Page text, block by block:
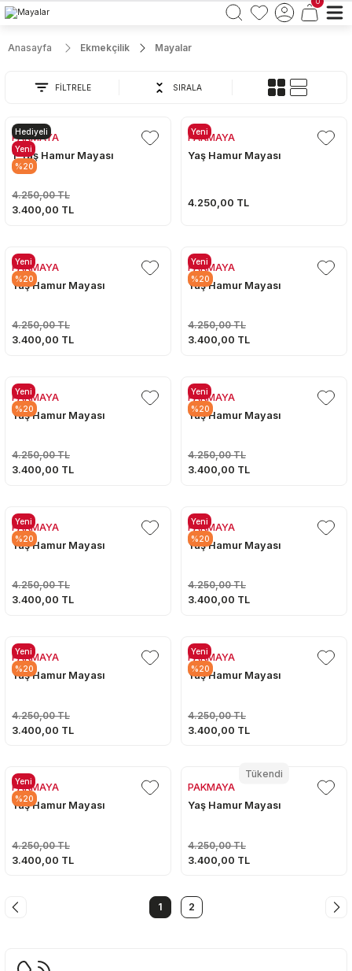
0
Anasayfa Ekmekçilik Mayalar
FİLTRELE SIRALA
Hediyeli
Yeni
%20
PAKMAYA
1-Yaş Hamur Mayası
4.250,00 TL
3.400,00 TL
Yeni
PAKMAYA
Yaş Hamur Mayası
4.250,00 TL
Yeni
%20
PAKMAYA
Yaş Hamur Mayası
4.250,00 TL
3.400,00 TL
Yeni
%20
PAKMAYA
Yaş Hamur Mayası
4.250,00 TL
3.400,00 TL
Yeni
%20
PAKMAYA
Yaş Hamur Mayası
4.250,00 TL
3.400,00 TL
Yeni
%20
PAKMAYA
Yaş Hamur Mayası
4.250,00 TL
3.400,00 TL
Yeni
%20
PAKMAYA
Yaş Hamur Mayası
4.250,00 TL
3.400,00 TL
Yeni
%20
PAKMAYA
Yaş Hamur Mayası
4.250,00 TL
3.400,00 TL
Yeni
%20
PAKMAYA
Yaş Hamur Mayası
4.250,00 TL
3.400,00 TL
Yeni
%20
PAKMAYA
Yaş Hamur Mayası
4.250,00 TL
3.400,00 TL
Yeni
%20
PAKMAYA
Yaş Hamur Mayası
4.250,00 TL
3.400,00 TL
Tükendi
PAKMAYA
Yaş Hamur Mayası
4.250,00 TL
3.400,00 TL
1 2